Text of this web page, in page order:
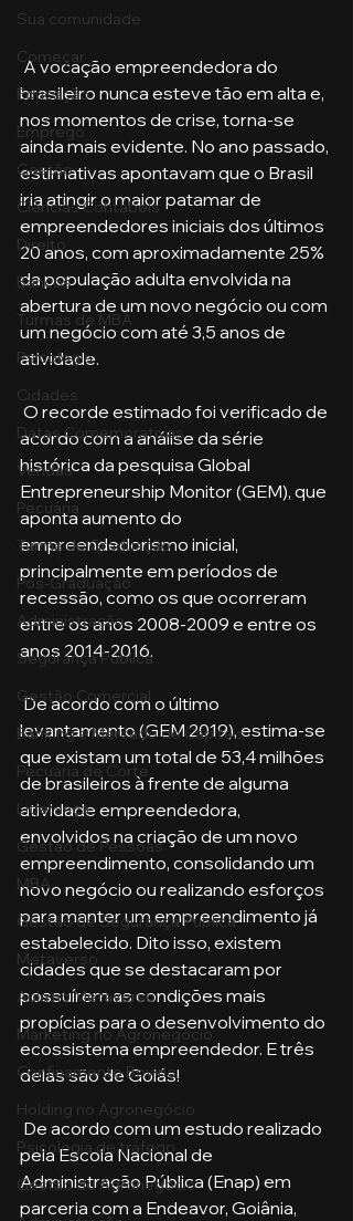
Sua comunidade
Começar
Educação
Emprego
Gestão
Ciências Contábeis
Direito
Bancos
Turmas de MBA
Psicologia
Cidades
Datas Comemorativas
Vendas
Pecuária
Turma de Graduação
Pós-Graduação
Administração
Segurança Publica
Gestão Comercial
Banking e Mercado de Capitais
Pecuária de Corte
Liderança
Gestão de Pessoas
MBA
Gestão de Segurança Publica
Metaverso
Aula no Metaverso
Marketing no Agronegócio
Confinamento Bovino
Holding no Agronegócio
Psicologia de tráfego
Gestão do Agronegócio
A vocação empreendedora do
brasileiro nunca esteve tão em alta e,
nos momentos de crise, torna-se
ainda mais evidente. No ano passado,
estimativas apontavam que o Brasil
iria atingir o maior patamar de
empreendedores iniciais dos últimos
20 anos, com aproximadamente 25%
da população adulta envolvida na
abertura de um novo negócio ou com
um negócio com até 3,5 anos de
atividade.
acordo com a análise da série
histórica da pesquisa Global
Entrepreneurship Monitor (GEM), que
aponta aumento do
empreendedorismo inicial,
principalmente em períodos de
recessão, como os que ocorreram
entre os anos 2008-2009 e entre os
anos 2014-2016.
De acordo com o último
levantamento (GEM 2019), estima-se
que existam um total de 53,4 milhões
de brasileiros à frente de alguma
atividade empreendedora,
envolvidos na criação de um novo
empreendimento, consolidando um
novo negócio ou realizando esforços
para manter um empreendimento já
estabelecido. Dito isso, existem
cidades que se destacaram por
possuírem as condições mais
propícias para o desenvolvimento do
ecossistema empreendedor. E três
delas são de Goiás!
pela Escola Nacional de
Administração Pública (Enap) em
parceria com a Endeavor, Goiânia,